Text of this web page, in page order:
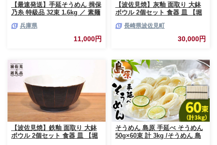
【最速発送】手延そうめん 揖保
乃糸 特級品 32束 1.6kg ／ 素麺
めん にゅうめん にゅう麺 麺 の
兵庫県
11,000円
【波佐見焼】灰釉 面取り 大鉢
ボウル 2個セット 食器 皿 【堀
長崎県波佐見町
30,000円
【波佐見焼】鉄釉 面取り 大鉢
ボウル 2個セット 食器 皿 【堀
そうめん 島原 手延べ そうめん
50g×60束 計 3kg /そうめん 島